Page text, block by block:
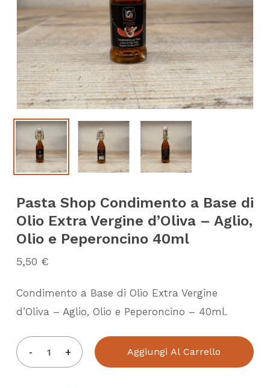
Pasta Shop Condimento a Base di
Olio Extra Vergine d’Oliva – Aglio,
Olio e Peperoncino 40ml
5,50 €
Condimento a Base di Olio Extra Vergine
d’Oliva – Aglio, Olio e Peperoncino – 40ml.
Aggiungi Al Carrello